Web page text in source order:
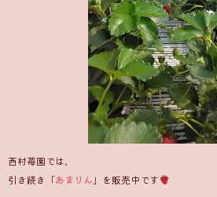
西村苺園では、
引き続き「あまりん 」を販売中です